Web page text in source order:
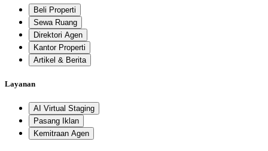
Beli Properti
Sewa Ruang
Direktori Agen
Kantor Properti
Artikel & Berita
Layanan
AI Virtual Staging
Pasang Iklan
Kemitraan Agen